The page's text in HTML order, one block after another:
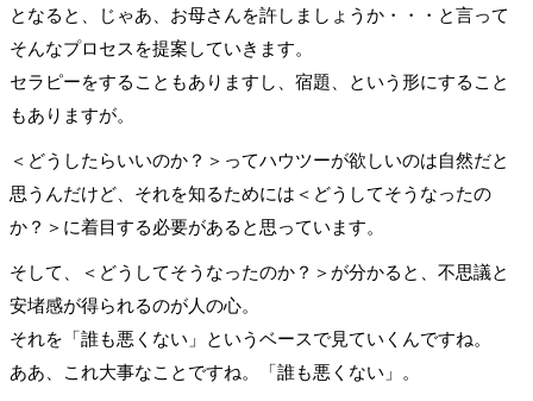
となると、じゃあ、お母さんを許しましょうか・・・と言って
そんなプロセスを提案していきます。
セラピーをすることもありますし、宿題、という形にすること
もありますが。
＜どうしたらいいのか？＞ってハウツーが欲しいのは自然だと
思うんだけど、それを知るためには＜どうしてそうなったの
か？＞に着目する必要があると思っています。
そして、＜どうしてそうなったのか？＞が分かると、不思議と
安堵感が得られるのが人の心。
それを「誰も悪くない」というベースで見ていくんですね。
ああ、これ大事なことですね。「誰も悪くない」。